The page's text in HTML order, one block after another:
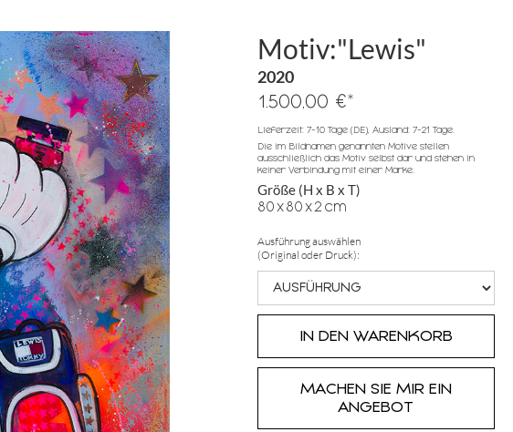
Motiv:"Lewis"
2020
1.500,00 €*
Lieferzeit: 7-10 Tage (DE), Ausland: 7-21 Tage.
Die im Bildnamen genannten Motive stellen
ausschließlich das Motiv selbst dar und stehen in
keiner Verbindung mit einer Marke.
Größe (H x B x T)
80x80x2 cm
Ausführung auswählen
(Original oder Druck):
MACHEN SIE MIR EIN
ANGEBOT